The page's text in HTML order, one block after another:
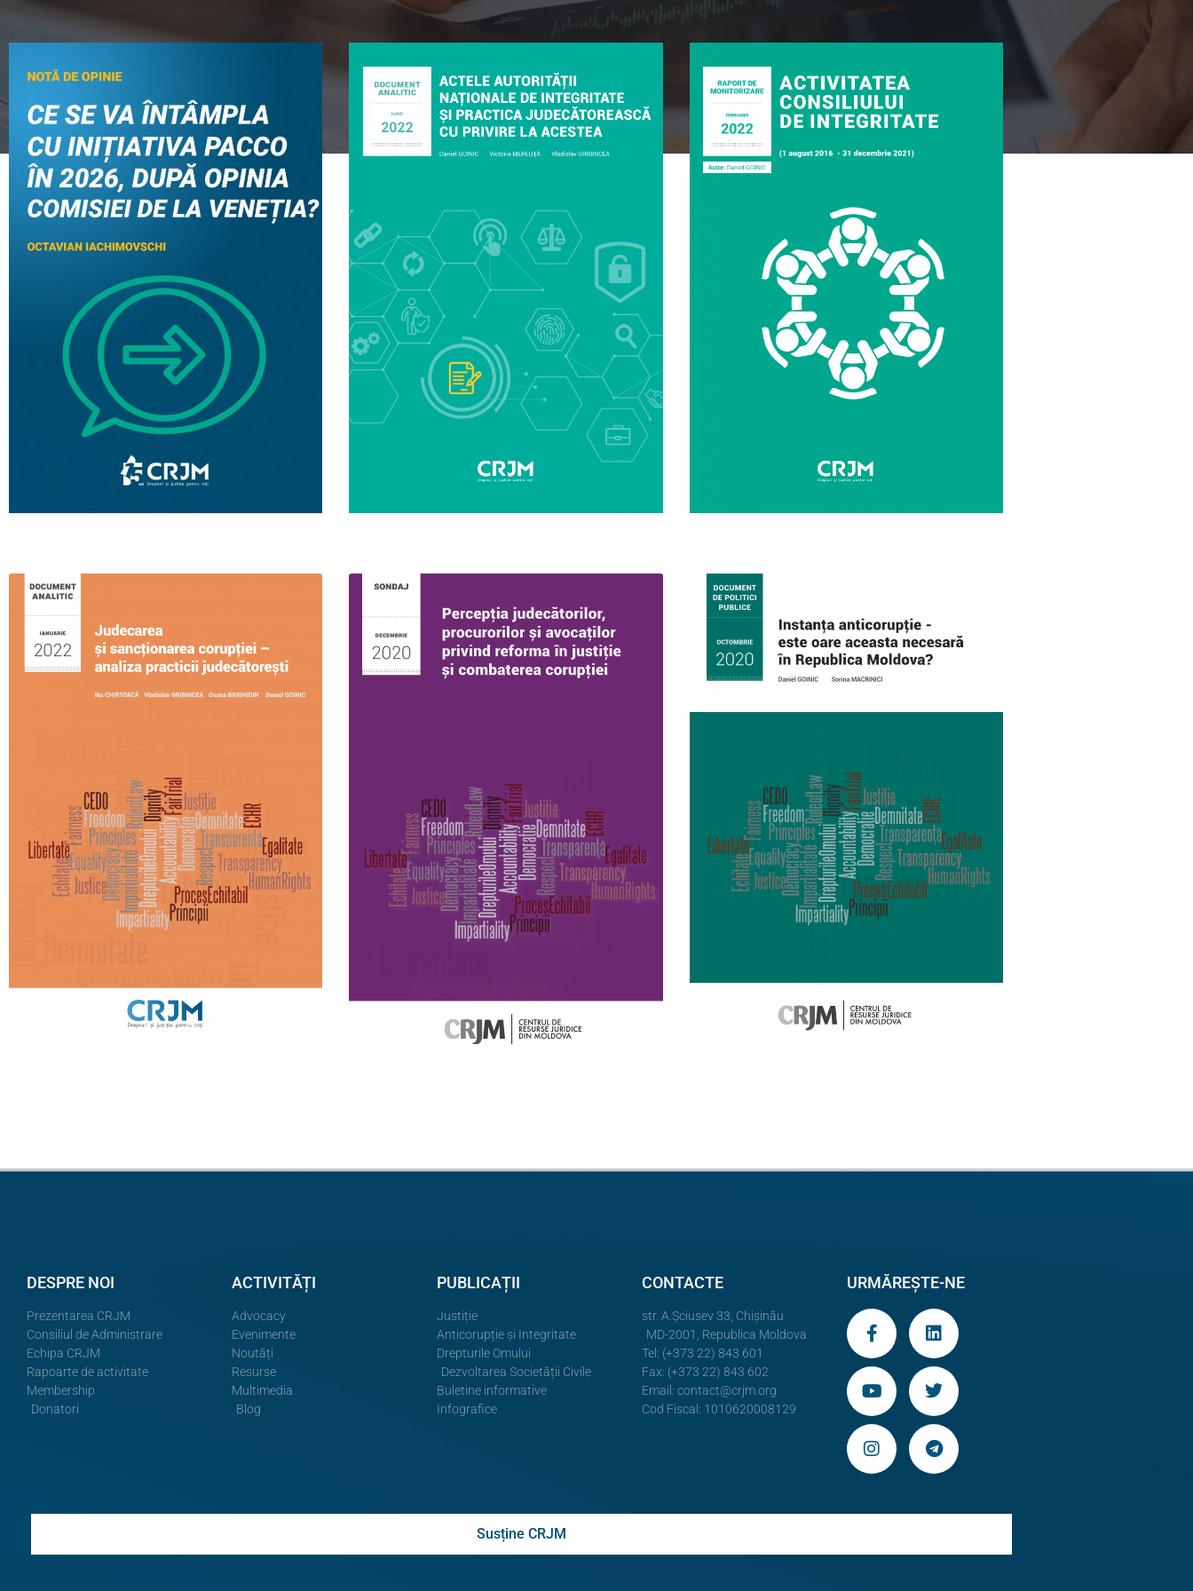
DESPRE NOI
Prezentarea CRJM
Consiliul de Administrare
Echipa CRJM
Rapoarte de activitate
Membership
Donatori
ACTIVITĂȚI
Advocacy
Evenimente
Noutăți
Resurse
Multimedia
Blog
PUBLICAȚII
Justiție
Anticorupție și Integritate
Drepturile Omului
Dezvoltarea Societății Civile
Buletine informative
Infografice
CONTACTE
str. A.Şciusev 33, Chișinău
MD-2001, Republica Moldova
Tel: (+373 22) 843 601
Fax: (+373 22) 843 602
Email: contact@crjm.org
Cod Fiscal: 1010620008129
URMĂREȘTE-NE
Susține CRJM